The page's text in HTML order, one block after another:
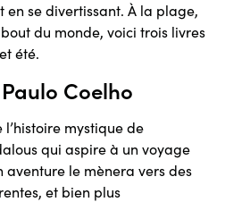
se divertissant. À la plage,
du monde, voici trois livres
été.
Coelho
mystique de
qui aspire à un voyage
aventure le mènera vers des
et bien plus